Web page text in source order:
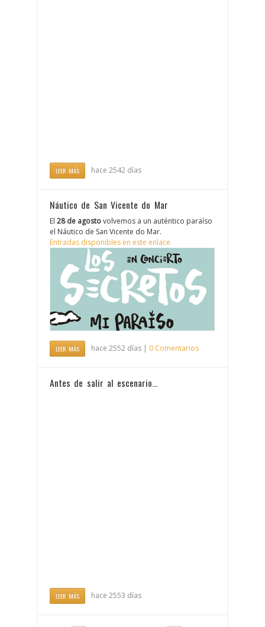
LEER MÁS hace 2542 días
Náutico de San Vicente do Mar
El 28 de agostovolvemos a un auténtico paraíso
el Náutico de San Vicente do Mar.
Entradas disponibles en este enlace.
LEER MÁS hace 2552 días | 0 Comentarios
Antes de salir al escenario…
LEER MÁS hace 2553 días